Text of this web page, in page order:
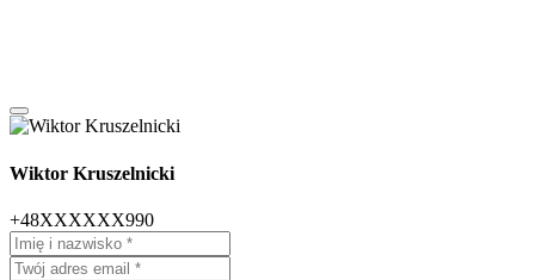
Wiktor Kruszelnicki
+48XXXXXX990